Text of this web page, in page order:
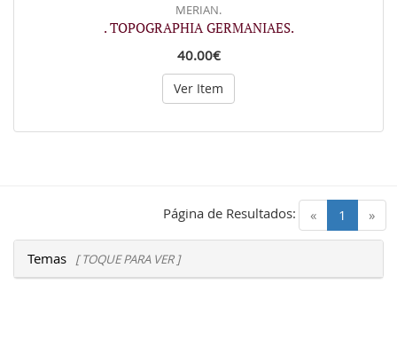
MERIAN.
. TOPOGRAPHIA GERMANIAES.
40.00€
Ver Item
« 1 (current)
»
Página de Resultados:
Temas [ TOQUE PARA VER ]